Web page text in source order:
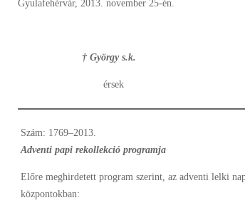
Gyulafehérvár, 2013. november 25-én.
† György s.k.
érsek
Szám: 1769–2013.
Adventi papi rekollekció programja
Előre meghirdetett program szerint, az adventi lelki
központokban: